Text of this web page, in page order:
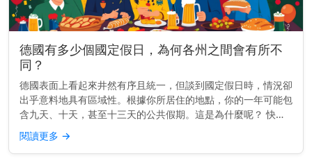
德國有多少個國定假日，為何各州之間會有所不
同？
德國表面上看起來井然有序且統一，但談到國定假日時，情況卻
出乎意料地具有區域性。根據你所居住的地點，你的一年可能包
含九天、十天，甚至十三天的公共假期。這是為什麼呢？ 快速
見解： 德國有九個全國性假日，但每個州都會加入自己的假
日。有些州每年最多...
閱讀更多 →